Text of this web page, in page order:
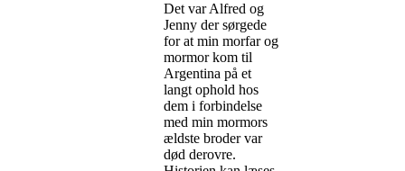
Det var Alfred og
Jenny der sørgede
for at min morfar og
mormor kom til
Argentina på et
langt ophold hos
dem i forbindelse
med min mormors
ældste broder var
død derovre.